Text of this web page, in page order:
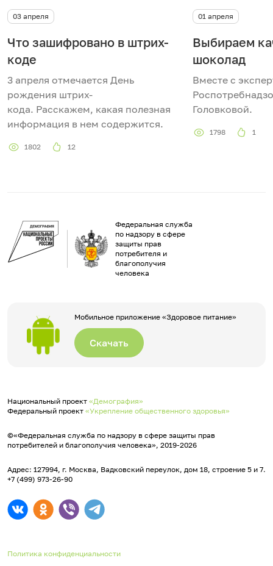
03 апреля
Что зашифровано в штрих-
коде
3 апреля отмечается День
рождения штрих-
кода. Расскажем, какая полезная
информация в нем содержится.
1802 12
01 апреля
Выбираем
шоколад
Вместе с
Головковой.
1798 1
Федеральная служба
по надзору в сфере
защиты прав
потребителя и
благополучия
человека
Мобильное приложение «Здоровое питание»
Скачать
Национальный проект «Демография»
Федеральный проект «Укрепление общественного здоровья»
©«Федеральная служба по надзору в сфере защиты прав
потребителей и благополучия человека», 2019-2026
Адрес: 127994, г. Москва, Вадковский переулок, дом 18, строение 5 и 7.
+7 (499) 973-26-90
Политика конфиденциальности